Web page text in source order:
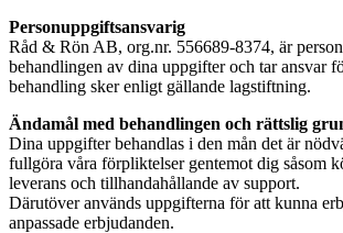
Personuppgiftsansvarig
Råd & Rön AB, org.nr. 556689-8374, är
behandlingen av dina uppgifter och tar ansvar
behandling sker enligt gällande lagstiftning.
Ändamål med behandlingen och rättslig
Dina uppgifter behandlas i den mån det är
fullgöra våra förpliktelser gentemot dig såsom
leverans och tillhandahållande av support.
Därutöver används uppgifterna för att kunna
anpassade erbjudanden.